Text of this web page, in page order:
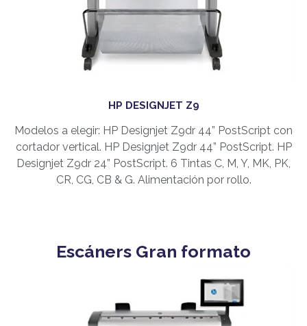
HP DESIGNJET Z9
Modelos a elegir: HP Designjet Z9dr 44” PostScript con
cortador vertical. HP Designjet Z9dr 44” PostScript. HP
Designjet Z9dr 24” PostScript. 6 Tintas C, M, Y, MK, PK,
CR, CG, CB & G. Alimentación por rollo.
Escáners Gran formato